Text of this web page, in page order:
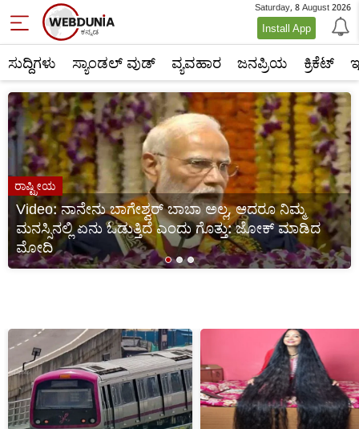
Hindi
News
Saturday, 8 August 2026
Install App
ಸುದ್ದಿಗಳು ಸ್ಯಾಂಡಲ್ ವುಡ್ ವ್ಯವಹಾರ ಜನಪ್ರಿಯ ಕ್ರಿಕೆಟ್‌
ರಾಷ್ಟ್ರೀಯ
Video: ನಾನೇನು ಬಾಗೇಶ್ವರ್ ಬಾಬಾ ಅಲ್ಲ, ಆದರೂ ನಿಮ್ಮ
ಮನಸ್ಸಿನಲ್ಲಿ ಏನು ಓಡುತ್ತಿದೆ ಎಂದು ಗೊತ್ತು: ಜೋಕ್ ಮಾಡಿದ
ಮೋದಿ
1 2 3